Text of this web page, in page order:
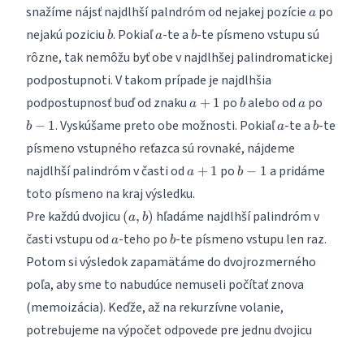
snažíme nájsť najdlhší palndróm od nejakej pozície a
a po
nejakú poziciu b
b. Pokiaľa
a-te a b
b-te písmeno vstupu sú
rôzne, tak nemôžu byť obe v najdlhšej palindromatickej
podpostupnoti. V takom prípade je najdlhšia
podpostupnosť buď od znaku a+1
a + 1 pob
balebo oda
a po
b − 1. Vyskúšame preto obe možnosti. Pokiaľa
a-te ab
b-te
písmeno vstupného reťazca sú rovnaké, nájdeme
najdlhší palindróm v časti od a+1
a + 1 pob-
b − 1 a pridáme
toto písmeno na kraj výsledku.
Pre každú dvojicu (a,b)
(a, b) hľadáme najdlhší palindróm v
časti vstupu od a
a-teho po b
b-te písmeno vstupu len raz.
Potom si výsledok zapamätáme do dvojrozmerného
poľa, aby sme to nabudúce nemuseli počítať znova
(memoizácia). Keďže, až na rekurzívne volanie,
potrebujeme na výpočet odpovede pre jednu dvojicu